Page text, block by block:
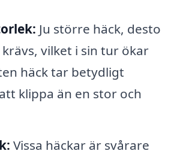
Ju större häck, desto
vilket i sin tur ökar
häck tar betydligt
klippa än en stor och
Vissa häckar är svårare